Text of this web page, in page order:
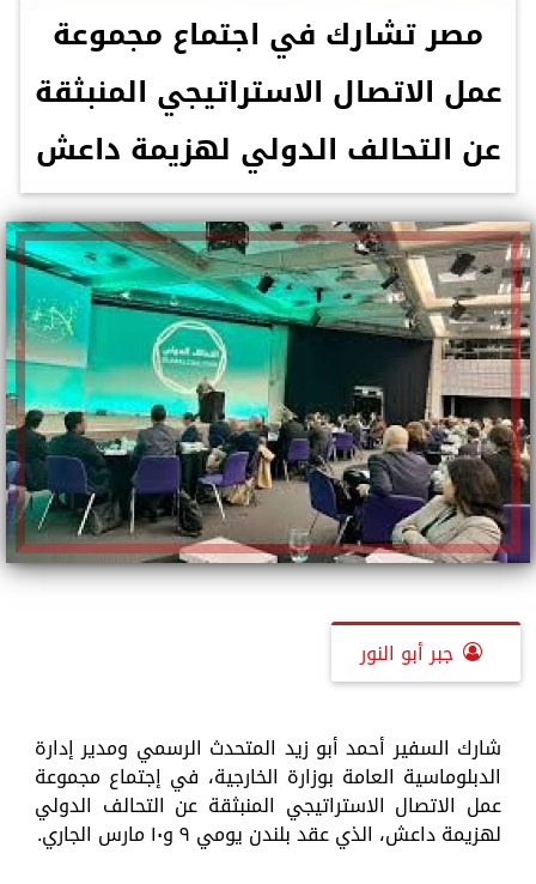
مصر تشارك في اجتماع مجموعة
عمل الاتصال الاستراتيجي المنبثقة
عن التحالف الدولي لهزيمة داعش
جبر أبو النور
شارك السفير أحمد أبو زيد المتحدث الرسمي ومدير إدارة
الدبلوماسية العامة بوزارة الخارجية، في إجتماع مجموعة
عمل الاتصال الاستراتيجي المنبثقة عن التحالف الدولي
لهزيمة داعش، الذي عقد بلندن يومي ٩ و١٠ مارس الجاري.